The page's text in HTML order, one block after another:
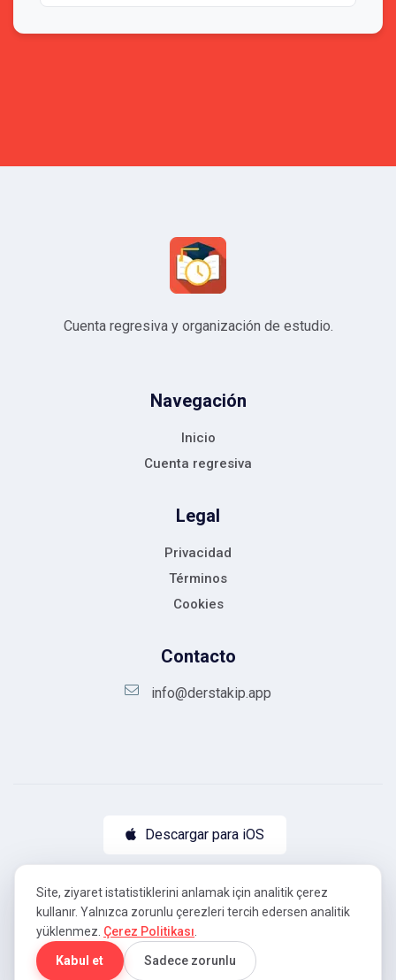
Cuenta regresiva y organización de estudio.
Navegación
Inicio
Cuenta regresiva
Legal
Privacidad
Términos
Cookies
Contacto
info@derstakip.app
Descargar para iOS
Descargar para Android
Copyright ©2026DersTakip.
Site, ziyaret istatistiklerini anlamak için analitik çerez
kullanır. Yalnızca zorunlu çerezleri tercih edersen analitik
yüklenmez. Çerez Politikası
Kabul et Sadece zorunlu